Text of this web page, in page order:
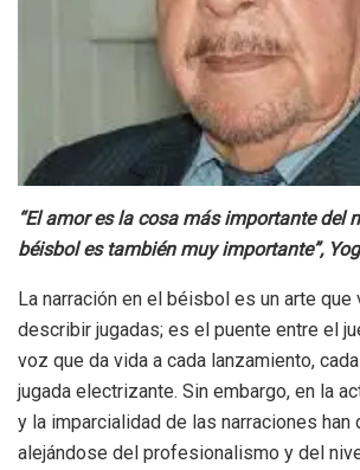
“El amor es la cosa más importante del
béisbol es también muy importante”,
La narración en el béisbol es un arte que
describir jugadas; es el puente entre el
voz que da vida a cada lanzamiento,
jugada electrizante. Sin embargo, en la
y la imparcialidad de las narraciones han
alejándose del profesionalismo y del